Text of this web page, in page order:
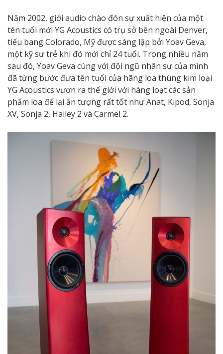
Năm 2002, giới audio chào đón sự xuất hiện của một
tên tuổi mới YG Acoustics có trụ sở bên ngoài Denver,
tiểu bang Colorado, Mỹ được sáng lập bởi Yoav Geva,
một kỹ sư trẻ khi đó mới chỉ 24 tuổi. Trong nhiều năm
sau đó, Yoav Geva cùng với đội ngũ nhân sự của mình
đã từng bước đưa tên tuổi của hãng loa thùng kim loại
YG Acoustics vươn ra thế giới với hàng loạt các sản
phẩm loa để lại ấn tượng rất tốt như Anat, Kipod, Sonja
XV, Sonja 2, Hailey 2 và Carmel 2.